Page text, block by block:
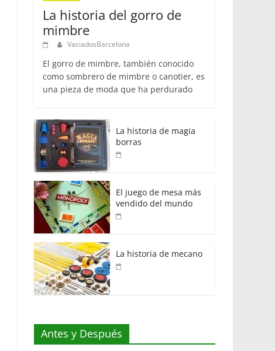
La historia del gorro de
mimbre
VaciadosBarcelona
El gorro de mimbre, también conocido
como sombrero de mimbre o canotier, es
una pieza de moda que ha perdurado
La historia de magia
borras
El juego de mesa más
vendido del mundo
La historia de mecano
Antes y Después